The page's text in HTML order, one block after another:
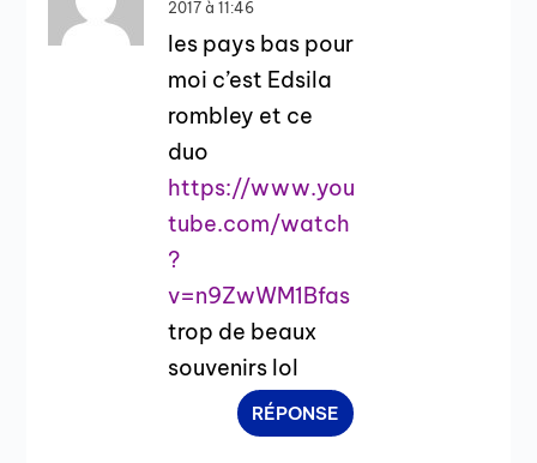
2017 à 11:46
les pays bas pour
moi c’est Edsila
rombley et ce
duo
https://www.you
tube.com/watch
?
v=n9ZwWM1Bfas
trop de beaux
souvenirs lol
RÉPONSE